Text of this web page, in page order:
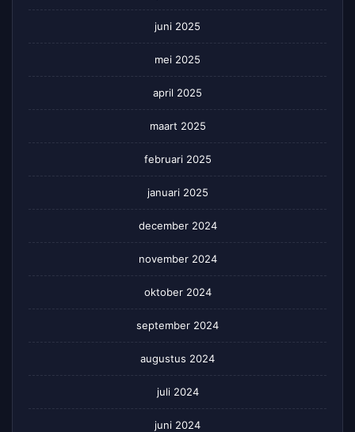
juni 2025
mei 2025
april 2025
maart 2025
februari 2025
januari 2025
december 2024
november 2024
oktober 2024
september 2024
augustus 2024
juli 2024
juni 2024